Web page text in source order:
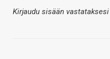
Kirjaudu sisään vastataksesi